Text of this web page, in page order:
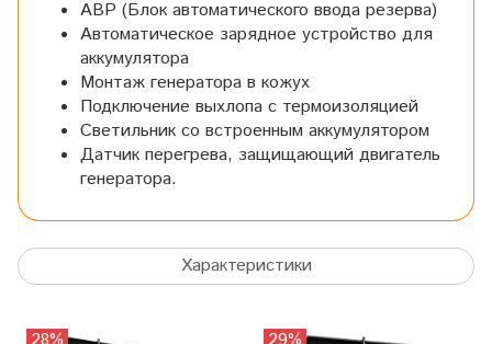
АВР (Блок автоматического ввода резерва)
Автоматическое зарядное устройство для
аккумулятора
Монтаж генератора в кожух
Подключение выхлопа с термоизоляцией
Светильник со встроенным аккумулятором
Датчик перегрева, защищающий двигатель
генератора.
Характеристики